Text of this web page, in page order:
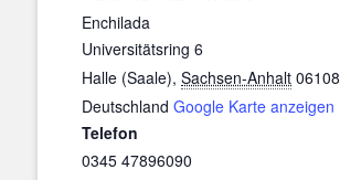
Enchilada
Universitätsring 6
Halle (Saale), Sachsen-Anhalt 06108
Deutschland Google Karte anzeigen
Telefon
0345 47896090